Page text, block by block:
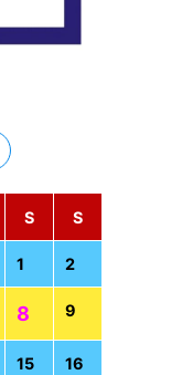
S S
1 2
8 9
15 16